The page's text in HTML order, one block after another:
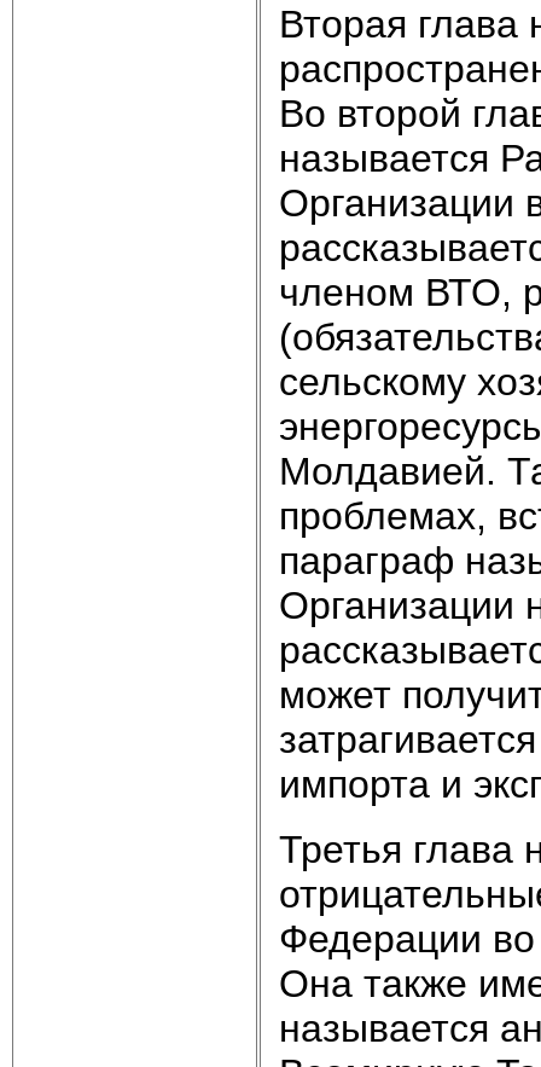
Вторая глава
Во второй
называется
Организации
членом ВТО,
сельскому
Молдавией.
проблемах,
параграф
Организации
может
импорта и
Третья глава
Федерации
Она также
называется